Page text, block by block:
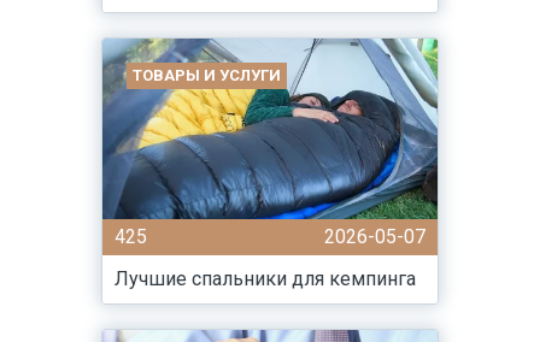
ТОВАРЫ И УСЛУГИ
425
2026-05-07
Лучшие спальники для кемпинга